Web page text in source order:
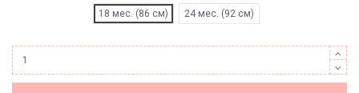
18 мес. (86 см)
24 мес. (92 см)